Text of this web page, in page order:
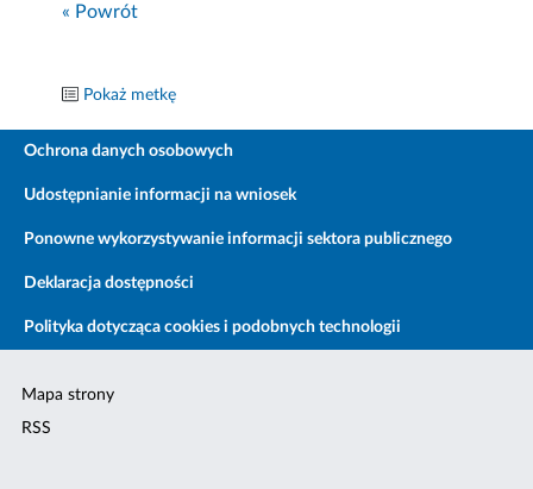
« Powrót
Pokaż metkę
Ochrona danych osobowych
Udostępnianie informacji na wniosek
Ponowne wykorzystywanie informacji sektora publicznego
Deklaracja dostępności
Polityka dotycząca cookies i podobnych technologii
Mapa strony
RSS